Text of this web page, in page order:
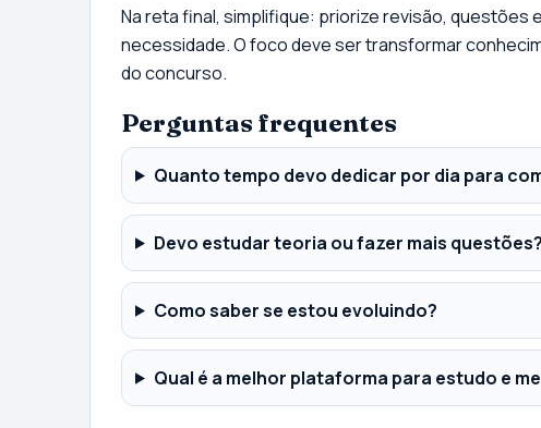
Na reta final, simplifique: priorize revisão, questões
necessidade. O foco deve ser transformar
do concurso.
Perguntas frequentes
Quanto tempo devo dedicar por dia para
Devo estudar teoria ou fazer mais questões?
Como saber se estou evoluindo?
Qual é a melhor plataforma para estudo e